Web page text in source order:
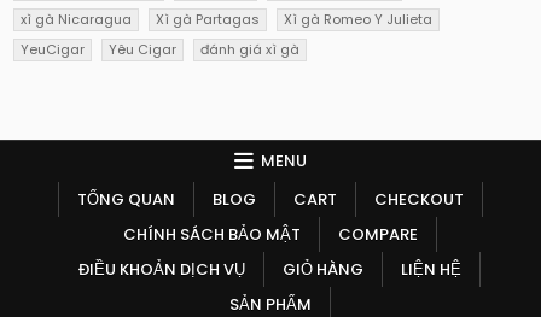
xì gà Nicaragua
Xì gà Partagas
Xì gà Romeo Y Julieta
YeuCigar
Yêu Cigar đánh giá xì gà
MENU
TỔNG QUAN
BLOG CART
CHECKOUT
CHÍNH SÁCH BẢO MẬT
COMPARE
ĐIỀU KHOẢN DỊCH VỤ
GIỎ HÀNG
LIỆN HỆ
SẢN PHẨM